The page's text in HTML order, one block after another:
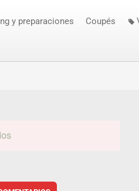
y preparaciones Coupés